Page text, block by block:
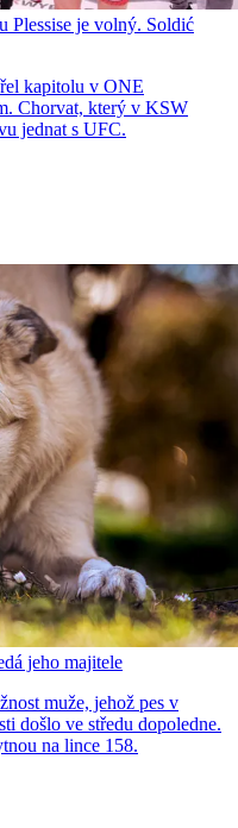
Plessise je volný. Soldić
kapitolu v ONE
Chorvat, který v KSW
jednat s UFC.
jeho majitele
muže, jehož pes v
došlo ve středu dopoledne.
na lince 158.